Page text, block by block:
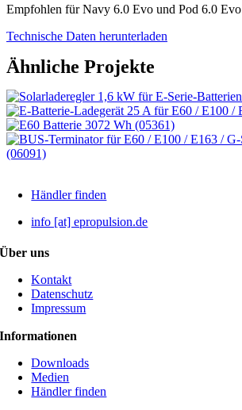
Empfohlen für Navy 6.0 Evo und Pod 6.0 Evo
Technische Daten herunterladen
Ähnliche Projekte
Händler finden
info [at] epropulsion.de
Über uns
Kontakt
Datenschutz
Impressum
Informationen
Downloads
Medien
Händler finden